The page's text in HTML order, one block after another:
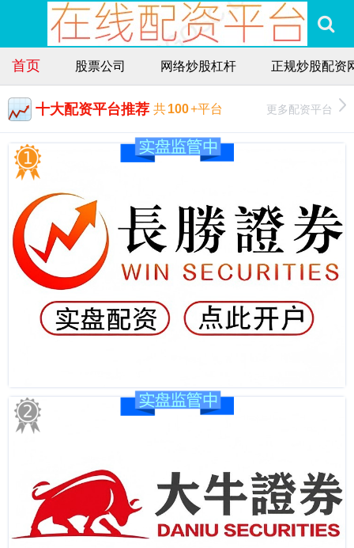
首页 股票公司 网络炒股杠杆 正规炒股配资
十大配资平台推荐 共100+平台 更多配资平台